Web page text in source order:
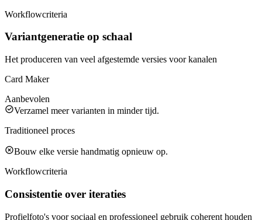
Workflowcriteria
Variantgeneratie op schaal
Het produceren van veel afgestemde versies voor kanalen
Card Maker
Aanbevolen
Verzamel meer varianten in minder tijd.
Traditioneel proces
Bouw elke versie handmatig opnieuw op.
Workflowcriteria
Consistentie over iteraties
Profielfoto's voor sociaal en professioneel gebruik coherent houden